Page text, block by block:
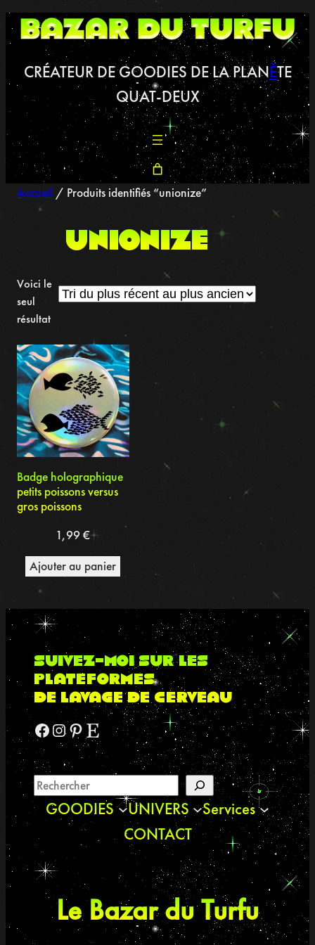
Aller
au
CRÉATEUR DE GOODIES DE LA PLANÈTE
QUAT-DEUX
Accueil / Produits identifiés “unionize”
unionize
Voici le
seul
résultat
Badge holographique
petits poissons versus
gros poissons
1,99€
Ajouter au panier
suivez-moi sur les
plateformes
de lavage de cerveau
Facebook Instagram Pinterest Etsy
GOODIES UNIVERS
Services
CONTACT
Le Bazar du Turfu